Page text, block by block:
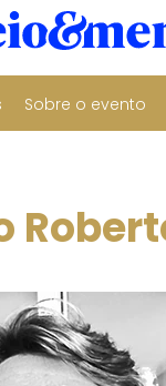
Sobre o evento